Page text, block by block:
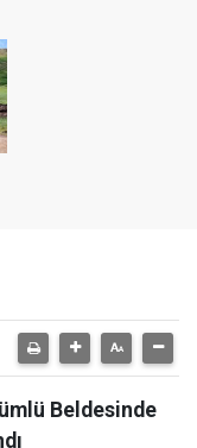
Beldesinde